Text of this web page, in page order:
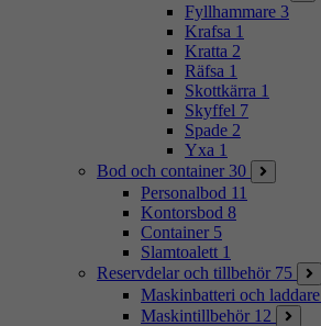
Fyllhammare 3
Krafsa 1
Kratta 2
Räfsa 1
Skottkärra 1
Skyffel 7
Spade 2
Yxa 1
Bod och container 30
Personalbod 11
Kontorsbod 8
Container 5
Slamtoalett 1
Reservdelar och tillbehör 75
Maskinbatteri och laddare
Maskintillbehör 12